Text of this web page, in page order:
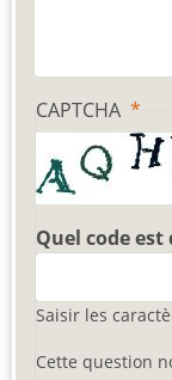
CAPTCHA
Quel code
Saisir les
Cette question